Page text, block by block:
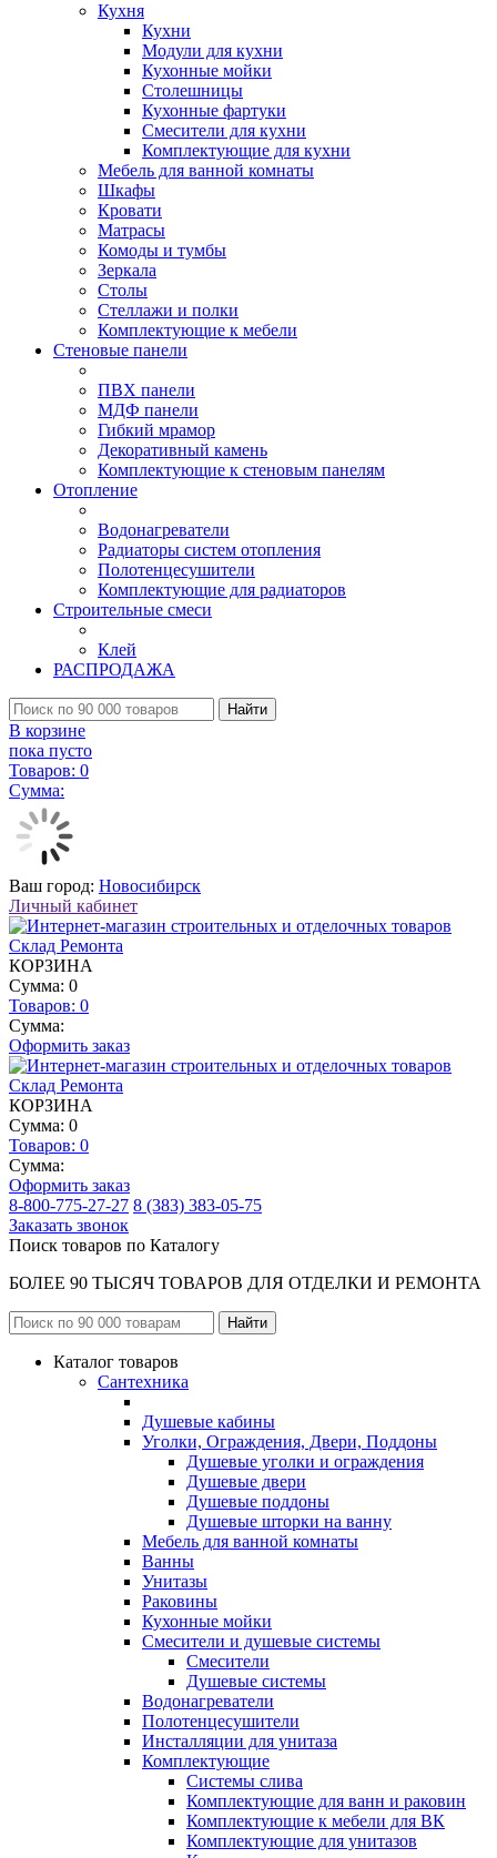
Кухня
Кухни
Модули для кухни
Кухонные мойки
Столешницы
Кухонные фартуки
Смесители для кухни
Комплектующие для кухни
Мебель для ванной комнаты
Шкафы
Кровати
Матрасы
Комоды и тумбы
Зеркала
Столы
Стеллажи и полки
Комплектующие к мебели
Стеновые панели
ПВХ панели
МДФ панели
Гибкий мрамор
Декоративный камень
Комплектующие к стеновым панелям
Отопление
Водонагреватели
Радиаторы систем отопления
Полотенцесушители
Комплектующие для радиаторов
Строительные смеси
Клей
РАСПРОДАЖА
Найти
В корзине
пока пусто
Товаров: 0
Сумма:
Ваш город: Новосибирск
Личный кабинет
КОРЗИНА
Сумма: 0
Товаров: 0
Сумма:
Оформить заказ
КОРЗИНА
Сумма: 0
Товаров: 0
Сумма:
Оформить заказ
8-800-775-27-27 8 (383) 383-05-75
Заказать звонок
Поиск товаров по Каталогу
БОЛЕЕ 90 ТЫСЯЧ ТОВАРОВ ДЛЯ ОТДЕЛКИ И РЕМОНТА
Каталог товаров
Сантехника
Душевые кабины
Уголки, Ограждения, Двери, Поддоны
Душевые уголки и ограждения
Душевые двери
Душевые поддоны
Душевые шторки на ванну
Мебель для ванной комнаты
Ванны
Унитазы
Раковины
Кухонные мойки
Смесители и душевые системы
Смесители
Душевые системы
Водонагреватели
Полотенцесушители
Инсталляции для унитаза
Комплектующие
Системы слива
Комплектующие для ванн и раковин
Комплектующие к мебели для ВК
Комплектующие для унитазов